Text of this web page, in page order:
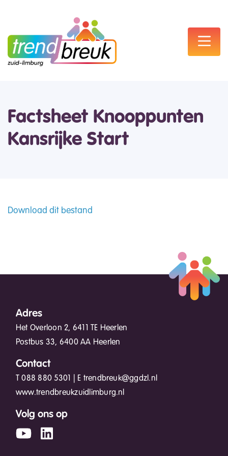
Factsheet Knooppunten
Kansrijke Start
Download dit bestand
Adres
Het Overloon 2, 6411 TE Heerlen
Postbus 33, 6400 AA Heerlen
Contact
T088 880 5301 | E trendbreuk@ggdzl.nl
www.trendbreukzuidlimburg.nl
Volg ons op